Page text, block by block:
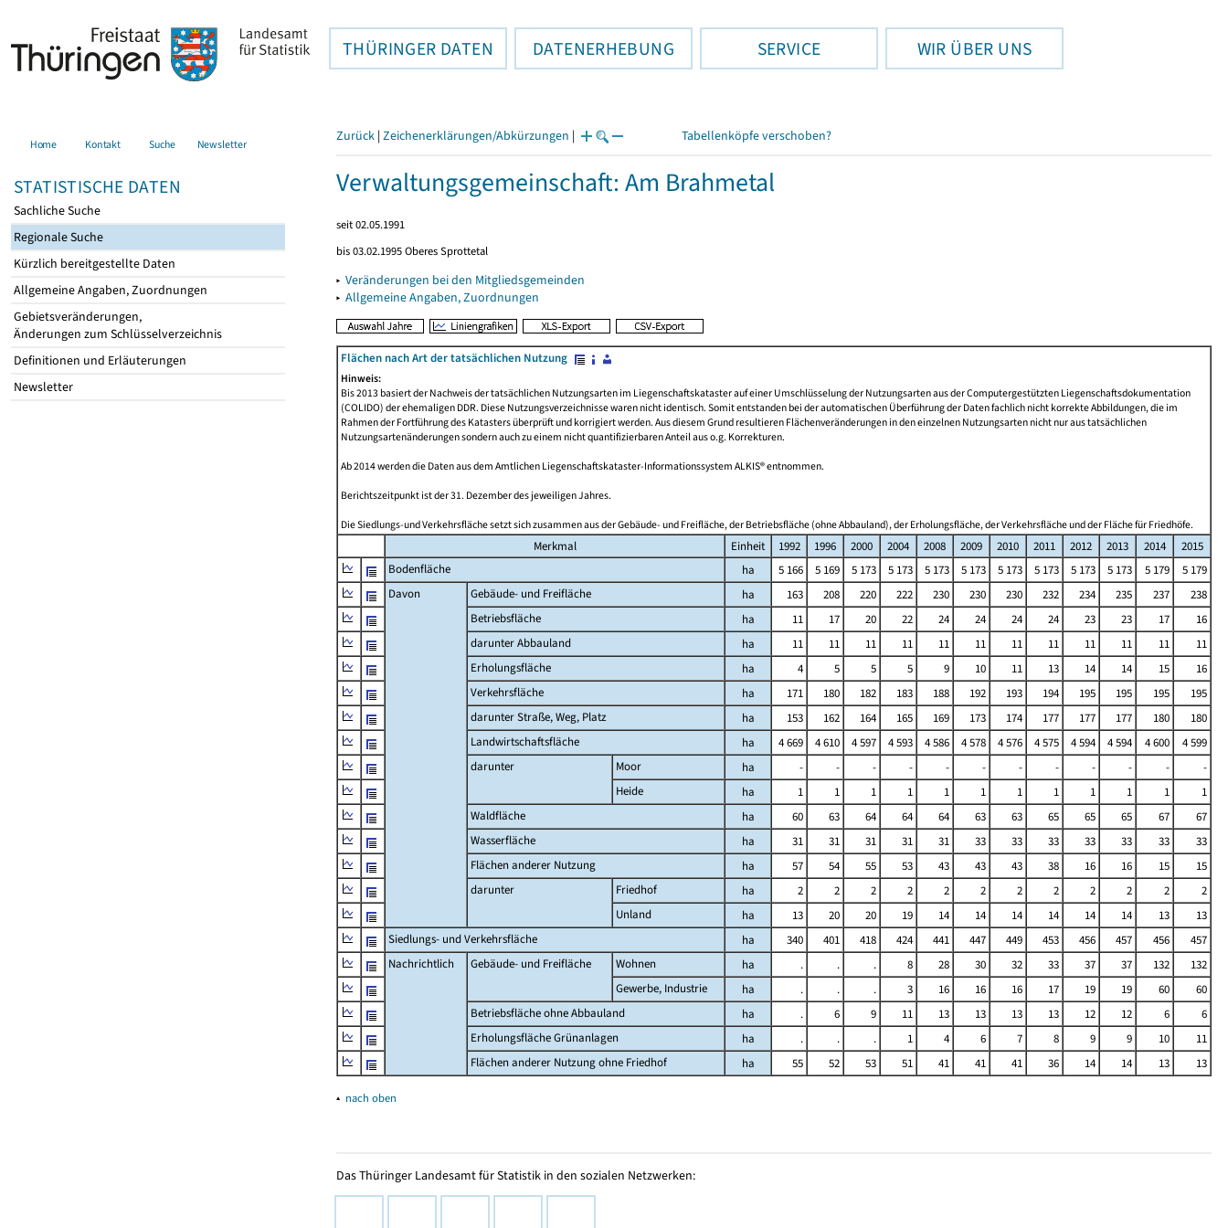
THÜRINGER DATEN DATENERHEBUNG SERVICE WIR ÜBER UNS
Home Kontakt Suche Newsletter
STATISTISCHE DATEN
Sachliche Suche
Regionale Suche
Kürzlich bereitgestellte Daten
Allgemeine Angaben, Zuordnungen
Gebietsveränderungen,
Änderungen zum Schlüsselverzeichnis
Definitionen und Erläuterungen
Newsletter
Zurück | Zeichenerklärungen/Abkürzungen | Tabellenköpfe verschoben?
Verwaltungsgemeinschaft: Am Brahmetal
seit 02.05.1991
bis 03.02.1995 Oberes Sprottetal
▸ Veränderungen bei den Mitgliedsgemeinden
▸ Allgemeine Angaben, Zuordnungen
Flächen nach Art der tatsächlichen Nutzung
Hinweis:
Bis 2013 basiert der Nachweis der tatsächlichen Nutzungsarten im Liegenschaftskataster auf einer Umschlüsselung der Nutzungsarten aus der Computergestützten Liegenschaftsdokumentation
(COLIDO) der ehemaligen DDR. Diese Nutzungsverzeichnisse waren nicht identisch. Somit entstanden bei der automatischen Überführung der Daten fachlich nicht korrekte Abbildungen, die im
Rahmen der Fortführung des Katasters überprüft und korrigiert werden. Aus diesem Grund resultieren Flächenveränderungen in den einzelnen Nutzungsarten nicht nur aus tatsächlichen
Nutzungsartenänderungen sondern auch zu einem nicht quantifizierbaren Anteil aus o.g. Korrekturen.
Ab 2014 werden die Daten aus dem Amtlichen Liegenschaftskataster-Informationssystem ALKIS® entnommen.
Berichtszeitpunkt ist der 31. Dezember des jeweiligen Jahres.
Die Siedlungs-und Verkehrsfläche setzt sich zusammen aus der Gebäude- und Freifläche, der Betriebsfläche (ohne Abbauland), der Erholungsfläche, der Verkehrsfläche und der Fläche für Friedhöfe.
Merkmal Einheit 1992 1996 2000 2004 2008 2009 2010 2011 2012 2013 2014
2015
Bodenfläche
ha 5 166 5 169 5 173 5 173 5 173 5 173 5 173 5 173 5 173 5 173 5 179
5 179
Davon
Gebäude- und Freifläche ha 163 208 220 222 230 230 230 232 234 235 237
238
Betriebsfläche
ha 11 17 20 22 24 24 24 24 23 23 17
16
darunter Abbauland
ha 11 11 11 11 11 11 11 11 11 11 11
11
Erholungsfläche
ha 4 5 5 5 9 10 11 13 14 14 15
16
Verkehrsfläche
ha 171 180 182 183 188 192 193 194 195 195 195
195
darunter Straße, Weg, Platz
ha 153 162 164 165 169 173 174 177 177 177 180
180
Landwirtschaftsfläche
ha 4 669 4 610 4 597 4 593 4 586 4 578 4 576 4 575 4 594 4 594 4 600
4 599
darunter
Moor ha - - - - - - - - - - -
-
Heide
ha 1 1 1 1 1 1 1 1 1 1 1
1
Waldfläche
ha 60 63 64 64 64 63 63 65 65 65 67
67
Wasserfläche
ha 31 31 31 31 31 33 33 33 33 33 33
33
Flächen anderer Nutzung
ha 57 54 55 53 43 43 43 38 16 16 15
15
darunter
Friedhof ha 2 2 2 2 2 2 2 2 2 2 2
2
Unland
ha 13 20 20 19 14 14 14 14 14 14 13
13
Siedlungs- und Verkehrsfläche
ha 340 401 418 424 441 447 449 453 456 457 456
457
Nachrichtlich
Gebäude- und Freifläche Wohnen ha . . . 8 28 30 32 33 37 37 132
132
Gewerbe, Industrie
ha . . . 3 16 16 16 17 19 19 60
60
Betriebsfläche ohne Abbauland
ha . 6 9 11 13 13 13 13 12 12 6
6
Erholungsfläche Grünanlagen
ha . . . 1 4 6 7 8 9 9 10
11
Flächen anderer Nutzung ohne Friedhof
ha 55 52 53 51 41 41 41 36 14 14 13 13
▴ nach oben
Das Thüringer Landesamt für Statistik in den sozialen Netzwerken: